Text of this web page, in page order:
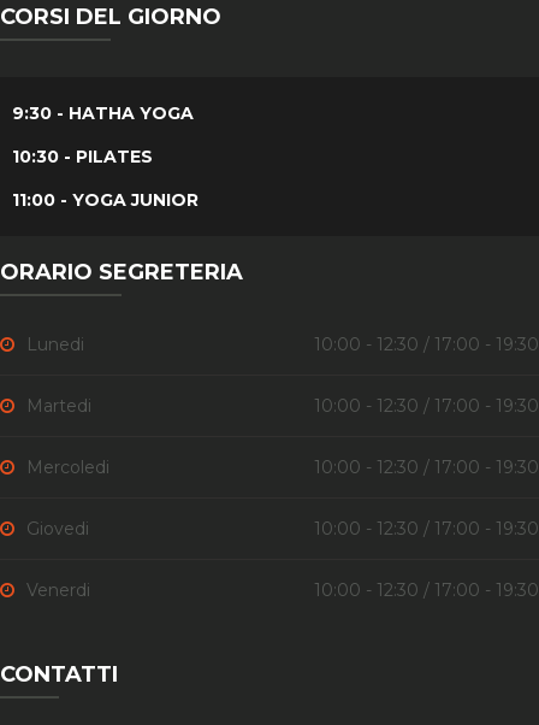
CORSI DEL GIORNO
9:30 - HATHA YOGA
10:30 - PILATES
11:00 - YOGA JUNIOR
ORARIO SEGRETERIA
Lunedi 10:00 - 12:30 / 17:00 - 19:30
Martedi 10:00 - 12:30 / 17:00 - 19:30
Mercoledi 10:00 - 12:30 / 17:00 - 19:30
Giovedi 10:00 - 12:30 / 17:00 - 19:30
Venerdi 10:00 - 12:30 / 17:00 - 19:30
CONTATTI